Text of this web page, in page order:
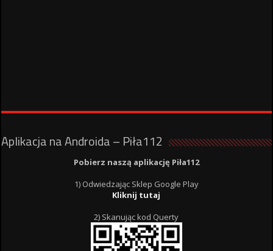
Aplikacja na Androida – Piła112
Pobierz naszą aplikację Piła112
1) Odwiedzając Sklep Google Play
Kliknij tutaj
2) Skanując kod Querty